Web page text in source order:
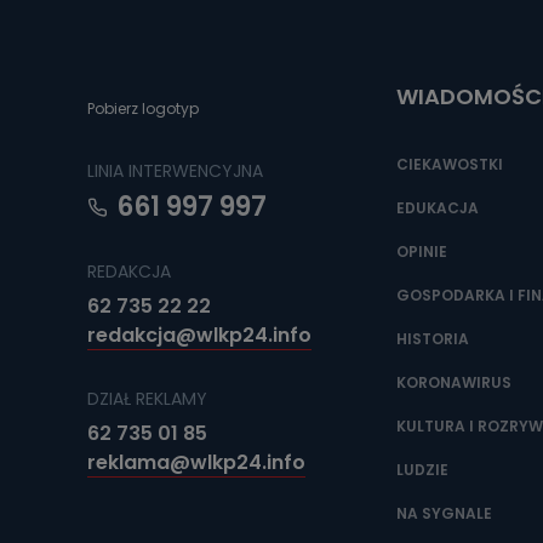
Jakie
źródeł
adres
Jak
Pobierz logotyp
LINIA INTERWENCYJNA
661 997 997
REDAKCJA
62 735 22 22
redakcja@wlkp24.info
DZIAŁ REKLAMY
62 735 01 85
reklama@wlkp24.info
CIEKAWOSTKI
EDUKACJA
OPINIE
GOSPODARKA I
HISTORIA
KORONAWIRUS
KULTURA I
LUDZIE
NA SYGNALE